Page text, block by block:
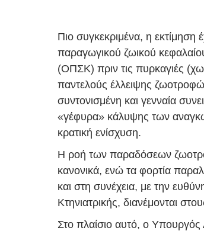
Πιο συγκεκριμένα, η εκτίμηση
παραγωγικού ζωικού
(ΟΠΣΚ) πριν τις πυρκαγιές
παντελούς έλλειψης
συντονισμένη και γενναία
«γέφυρα» κάλυψης των
κρατική ενίσχυση.
Η ροή των παραδόσεων
κανονικά, ενώ τα φορτία
και στη συνέχεια, με την
Κτηνιατρικής, διανέμονται
Στο πλαίσιο αυτό, ο